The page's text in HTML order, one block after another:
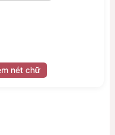
nét chữ